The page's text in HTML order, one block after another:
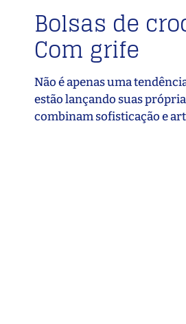
Bolsas de
Com grife
Não é apenas uma
estão lançando suas
combinam sofisticação e